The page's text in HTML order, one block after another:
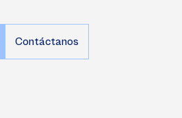
Contáctanos